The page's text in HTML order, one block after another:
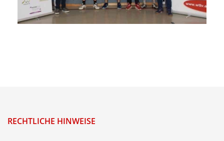
RECHTLICHE HINWEISE